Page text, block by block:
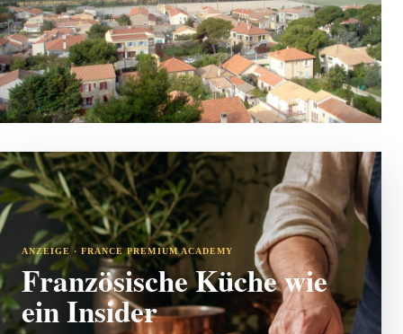
ANZEIGE · FRANCE PREMIUM ACADEMY
Französische Küche wie
ein Insider